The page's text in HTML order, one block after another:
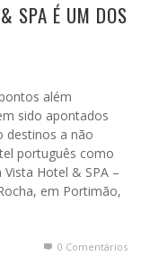
SPA É UM DOS
além
sido apontados
destinos a não
português como
Hotel & SPA –
em Portimão,
0 Comentários